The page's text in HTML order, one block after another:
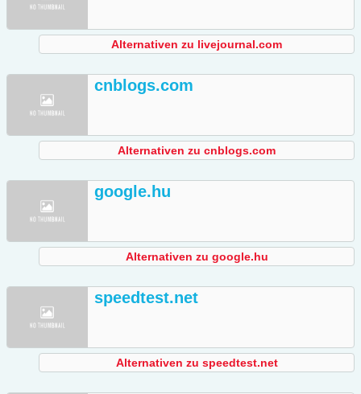
Alternativen zu livejournal.com
cnblogs.com
Alternativen zu cnblogs.com
google.hu
Alternativen zu google.hu
speedtest.net
Alternativen zu speedtest.net